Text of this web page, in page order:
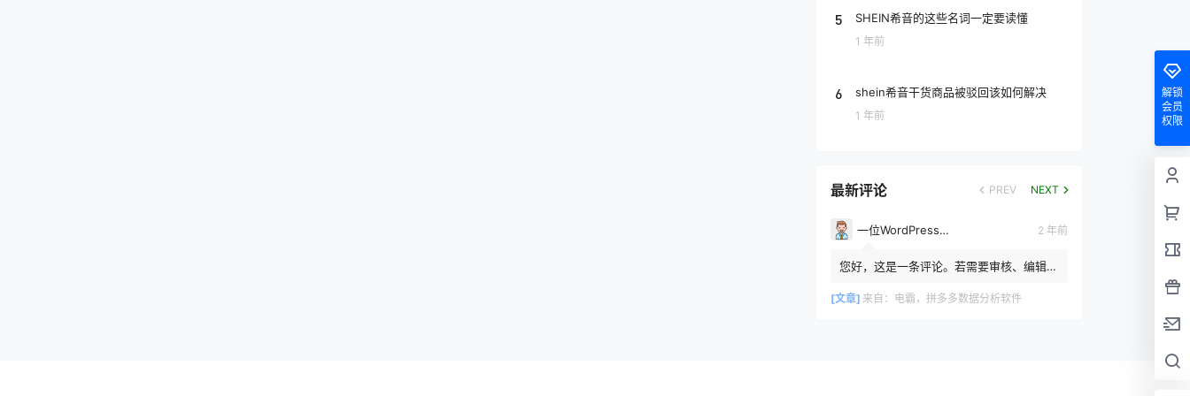
5 SHEIN希音的这些名词一定要读懂
1 年前
6 shein希音干货商品被驳回该如何解决
1 年前
最新评论 PREV NEXT
一位WordPress评论者 2 年前
您好，这是一条评论。若需要审核、编辑或
者头像来自 Gravatar。
[文章] 来自： 电霸，拼多多数据分析软件
解锁
会员
权限